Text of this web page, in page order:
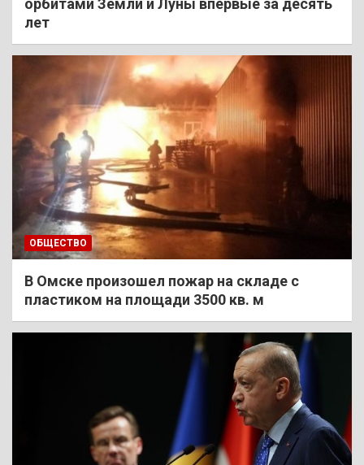
орбитами Земли и Луны впервые за десять
лет
ОБЩЕСТВО
В Омске произошел пожар на складе с
пластиком на площади 3500 кв. м